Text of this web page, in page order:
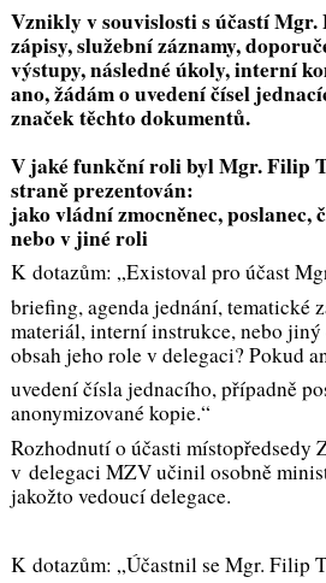
Vznikly v souvislosti s účastí
zápisy, služební záznamy,
výstupy, následné úkoly, interní
ano, žádám o uvedení čísel
značek těchto dokumentů.
V jaké funkční roli byl Mgr. Filip
straně prezentován:
jako vládní zmocněnec, poslanec,
nebo v jiné roli
K dotazům: „Existoval pro účast
briefing, agenda jednání, tematické
materiál, interní instrukce, nebo
obsah jeho role v delegaci? Pokud
uvedení čísla jednacího, případně
anonymizované kopie.“
Rozhodnutí o účasti místopředsedy
v delegaci MZV učinil osobně
jakožto vedoucí delegace.
K dotazům: „Účastnil se Mgr. Filip